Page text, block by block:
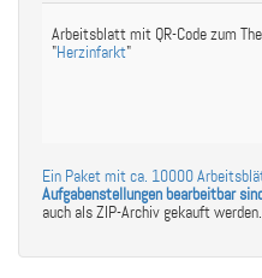
Arbeitsblatt mit QR-Code zum
"Herzinfarkt"
Ein Paket mit ca. 10000
Aufgabenstellungen bearbeitbar
auch als ZIP-Archiv gekauft werden.